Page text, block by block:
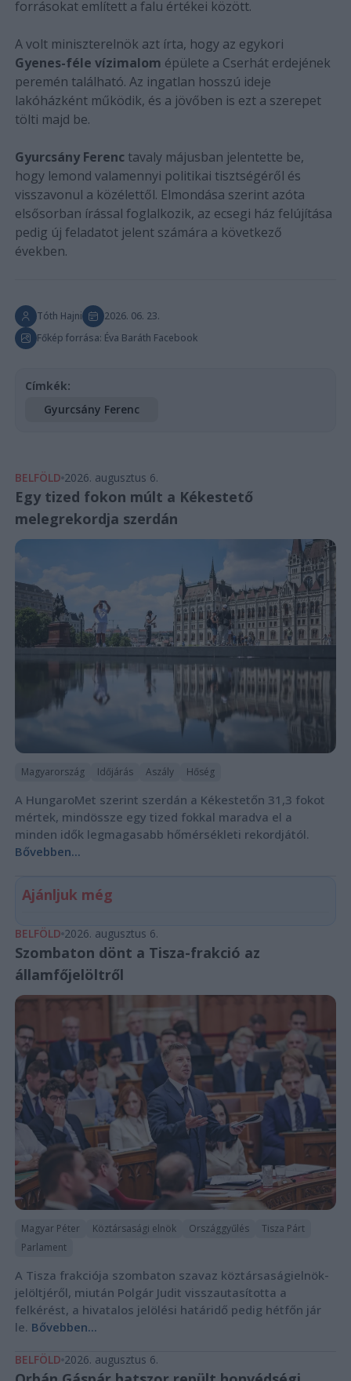
forrásokat említett a falu értékei között.
A volt miniszterelnök azt írta, hogy az egykori
Gyenes-féle vízimalom épülete a Cserhát erdejének
peremén található. Az ingatlan hosszú ideje
lakóházként működik, és a jövőben is ezt a szerepet
tölti majd be.
Gyurcsány Ferenctavaly májusban jelentette be,
hogy lemond valamennyi politikai tisztségéről és
visszavonul a közélettől. Elmondása szerint azóta
elsősorban írással foglalkozik, az ecsegi ház felújítása
pedig új feladatot jelent számára a következő
években.
Tóth Hajni
2026. 06. 23.
Főkép forrása: Éva Baráth Facebook
Címkék:
Gyurcsány Ferenc
BELFÖLD 2026. augusztus 6.
Egy tized fokon múlt a Kékestető
melegrekordja szerdán
Magyarország Időjárás Aszály Hőség
A HungaroMet szerint szerdán a Kékestetőn 31,3 fokot
mértek, mindössze egy tized fokkal maradva el a
minden idők legmagasabb hőmérsékleti rekordjától.
Bővebben...
Ajánljuk még
BELFÖLD 2026. augusztus 6.
Szombaton dönt a Tisza-frakció az
államfőjelöltről
Magyar Péter Köztársasági elnök Országgyűlés
Tisza Párt
Parlament
A Tisza frakciója szombaton szavaz köztársaságielnök-
jelöltjéről, miután Polgár Judit visszautasította a
felkérést, a hivatalos jelölési határidő pedig hétfőn jár
le. Bővebben...
BELFÖLD 2026. augusztus 6.